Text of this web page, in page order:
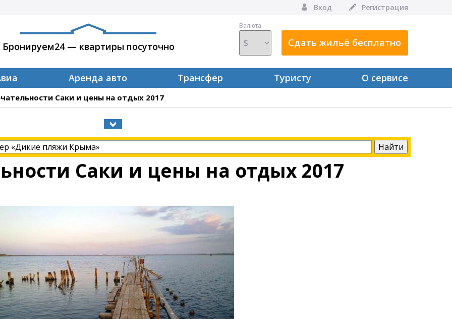
Вход Регистрация
Бронируем24 — квартиры посуточно
Валюта
Сдать жильё бесплатно
Аренда авто Трансфер Туристу О сервисе
Саки и цены на отдых 2017
Саки и цены на отдых 2017